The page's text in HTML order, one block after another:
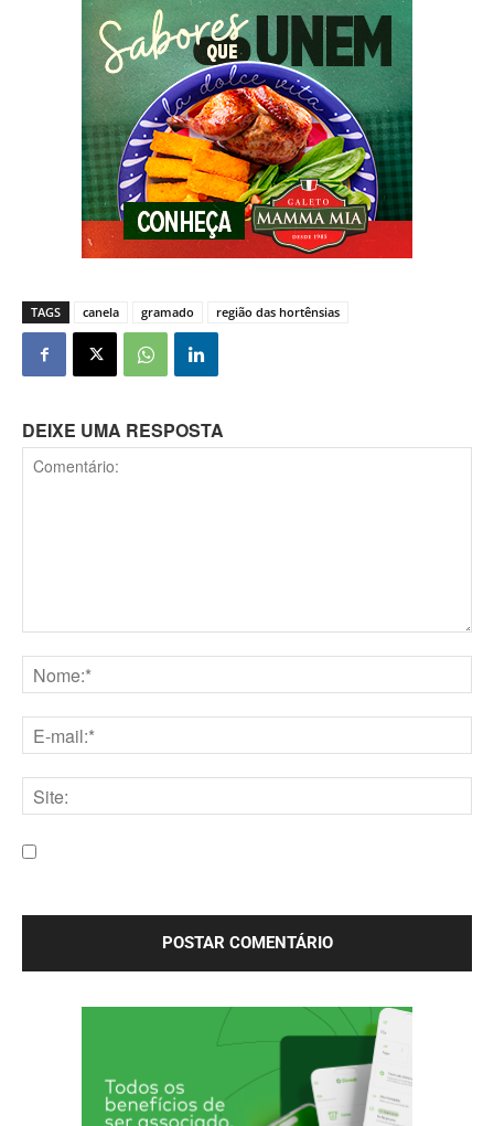
TAGS canela gramado região das hortênsias
DEIXE UMA RESPOSTA
mail:*